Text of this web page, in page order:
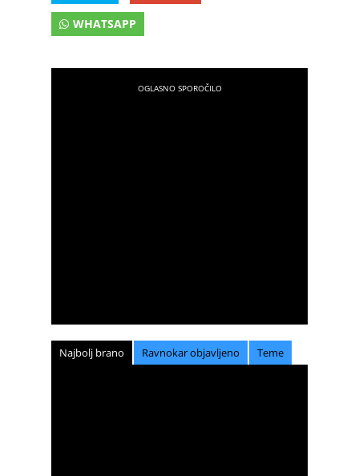
WHATSAPP
Najbolj brano Ravnokar objavljeno Teme